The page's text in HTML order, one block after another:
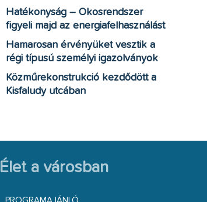
Hatékonyság – Okosrendszer
figyeli majd az energiafelhasználást
Hamarosan érvényüket vesztik a
régi típusú személyi igazolványok
Közműrekonstrukció kezdődött a
Kisfaludy utcában
Élet a városban